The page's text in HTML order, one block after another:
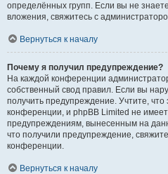
определённых групп. Если вы не
вложения, свяжитесь с
Вернуться к началу
Почему я получил предупреждение?
На каждой конференции
собственный свод правил. Если вы
получить предупреждение. Учтите,
конференции, и phpBB Limited не
предупреждениям, вынесенным на
что получили предупреждение,
конференции.
Вернуться к началу